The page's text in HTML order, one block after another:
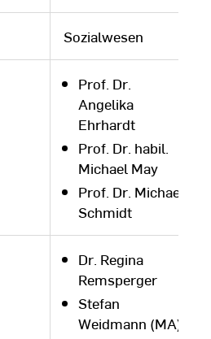
Sozialwesen
Prof. Dr.
Angelika
Ehrhardt
Prof. Dr. habil.
Michael May
Prof. Dr. Michael
Schmidt
Dr. Regina
Remsperger
Stefan
Weidmann (MA)